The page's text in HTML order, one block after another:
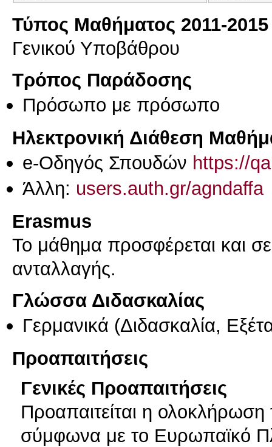
Τύπος Μαθήματος 2011-2015
Γενικού Υποβάθρου
Τρόπος Παράδοσης
Πρόσωπο με πρόσωπο
Ηλεκτρονική Διάθεση
e-Οδηγός Σπουδών https://
Άλλη: users.auth.gr/agndaffa
Erasmus
Το μάθημα προσφέρεται και
ανταλλαγής.
Γλώσσα Διδασκαλίας
Γερμανικά (Διδασκαλία,
Προαπαιτήσεις
Γενικές Προαπαιτήσεις
Προαπαιτείται η
σύμφωνα με το Ευρωπαϊκό